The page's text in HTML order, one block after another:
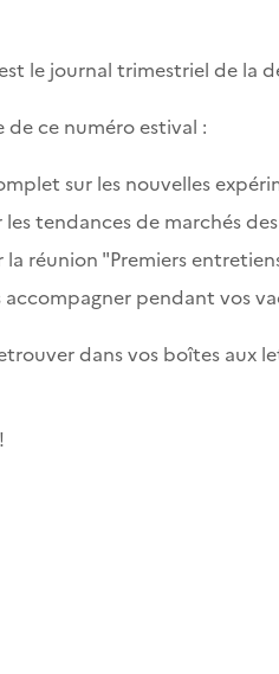
le journal trimestriel de la
de ce numéro estival :
sur les nouvelles
les tendances de marchés
la réunion "Premiers
pendant vos
dans vos boîtes aux